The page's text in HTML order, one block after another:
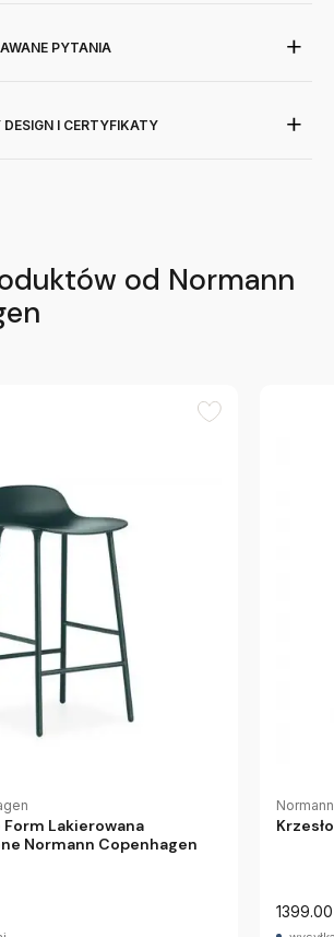
PYTANIA
I CERTYFIKATY
od Normann
Form Lakierowana
Normann Copenhagen
1399.00